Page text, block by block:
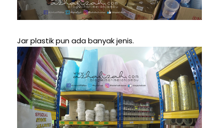
Jar plastik pun ada banyak jenis.